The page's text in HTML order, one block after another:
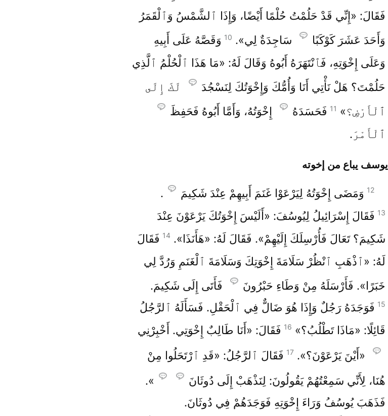
فَقَالَ: «إِنِّي قَدْ حَلُمْتُ حُلْمًا أَيْضًا، وَإِذَا ٱلشَّمْسُ وَٱلْقَمَرُ
وَأَحَدَ عَشَرَ كَوْكَبًا
سَاجِدَةٌ لِي». 10 وَقَصَّهُ عَلَى أَبِيهِ
وَعَلَى إِخْوَتِهِ، فَٱنْتَهَرَهُ أَبُوهُ وَقَالَ لَهُ: «مَا هَذَا ٱلْحُلْمُ ٱلَّذِي
حَلُمْتَ؟ هَلْ نَأْتِي أَنَا وَأُمُّكَ وَإِخْوَتُكَ لِنَسْجُدَ
لَكَ إِلَى
ٱلْأَرْضِ؟» 11 فَحَسَدَهُ
إِخْوَتُهُ، وَأَمَّا أَبُوهُ فَحَفِظَ
ٱلْأَمْرَ.
يوسف يباع من إخوته
12 وَمَضَى إِخْوَتُهُ لِيَرْعَوْا غَنَمَ أَبِيهِمْ عِنْدَ شَكِيمَ .
13 فَقَالَ إِسْرَائِيلُ لِيُوسُفَ: «أَلَيْسَ إِخْوَتُكَ يَرْعَوْنَ عِنْدَ
شَكِيمَ؟ تَعَالَ فَأُرْسِلَكَ إِلَيْهِمْ». فَقَالَ لَهُ: «هَأَنَذَا». 14 فَقَالَ
لَهُ: «ٱذْهَبِ ٱنْظُرْ سَلَامَةَ إِخْوَتِكَ وَسَلَامَةَ ٱلْغَنَمِ وَرُدَّ لِي
خَبَرًا». فَأَرْسَلَهُ مِنْ وَطَاءِ حَبْرُونَ
فَأَتَى إِلَى شَكِيمَ.
15 فَوَجَدَهُ رَجُلٌ وَإِذَا هُوَ ضَالٌّ فِي ٱلْحَقْلِ. فَسَأَلَهُ ٱلرَّجُلُ
قَائِلًا: «مَاذَا تَطْلُبُ؟» 16 فَقَالَ: «أَنَا طَالِبٌ إِخْوَتِي. أَخْبِرْنِي
«أَيْنَ يَرْعَوْنَ؟». 17 فَقَالَ ٱلرَّجُلُ: «قَدِ ٱرْتَحَلُوا مِنْ
هُنَا، لِأَنِّي سَمِعْتُهُمْ يَقُولُونَ: لِنَذْهَبْ إِلَى دُوثَانَ
».
فَذَهَبَ يُوسُفُ وَرَاءَ إِخْوَتِهِ فَوَجَدَهُمْ فِي دُوثَانَ.